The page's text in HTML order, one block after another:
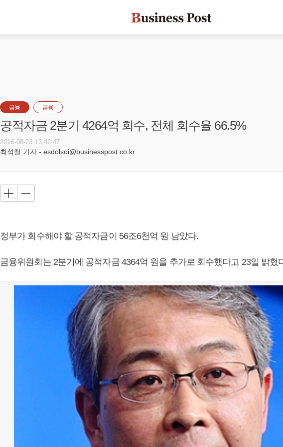
금융 금융
공적자금 2분기 4264억 회수, 전체 회수율 66.5%
2016-08-23 13:42:47
최석철 기자 - esdolsoi@businesspost.co.kr
정부가 회수해야 할 공적자금이 56조6천억 원 남았다.
금융위원회는 2분기에 공적자금 4364억 원을 추가로 회수했다고 23일 밝혔